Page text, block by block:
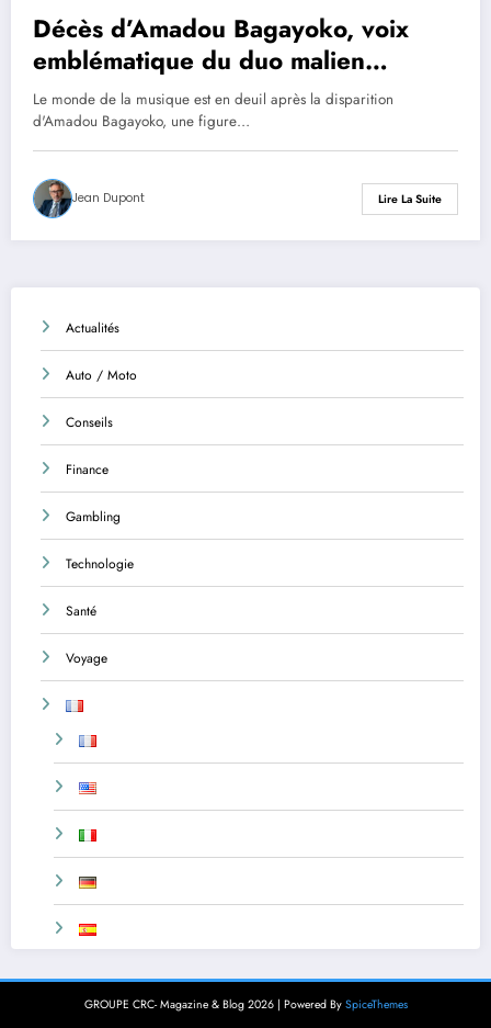
Décès d’Amadou Bagayoko, voix
emblématique du duo malien
Amadou et Mariam
Le monde de la musique est en deuil après la disparition
d'Amadou Bagayoko, une figure…
Jean Dupont Lire La Suite
Actualités
Auto / Moto
Conseils
Finance
Gambling
Technologie
Santé
Voyage
GROUPE CRC- Magazine & Blog 2026 | Powered By SpiceThemes